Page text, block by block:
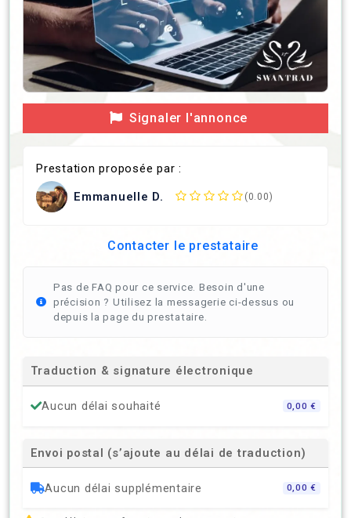
Signaler l'annonce
Prestation proposée par :
Emmanuelle D.
(0.00)
Contacter le prestataire
Pas de FAQ pour ce service. Besoin d'une
précision ? Utilisez la messagerie ci-dessus ou
depuis la page du prestataire.
Traduction & signature électronique
Aucun délai souhaité 0,00 €
Envoi postal (s’ajoute au délai de traduction)
Aucun délai supplémentaire 0,00 €